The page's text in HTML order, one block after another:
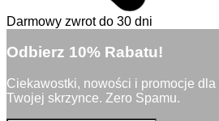
Darmowy zwrot do 30 dni
Odbierz 10% Rabatu!
Ciekawostki, nowości i promocje
Twojej skrzynce. Zero Spamu.